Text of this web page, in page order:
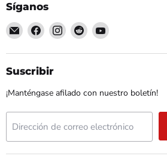
Síganos
Encuéntrenos
Correo
electrónico
Encuéntrenos
Facebook
Encuéntrenos
Instagram
Encuéntrenos
Reddit
Encuéntrenos
YouTube
Suscribir
¡Manténgase afilado con nuestro boletín!
Dirección de correo electrónico